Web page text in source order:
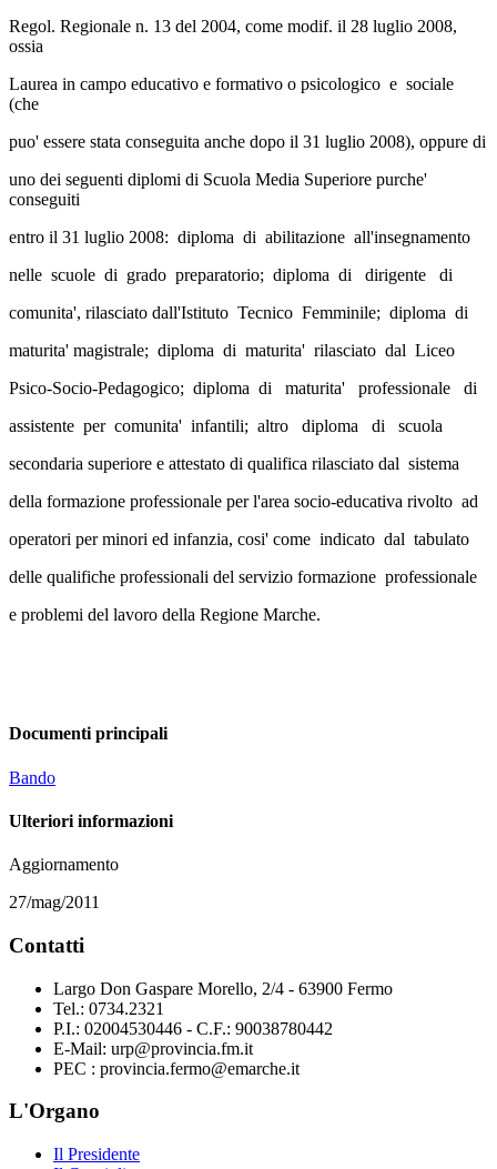
Regol. Regionale n. 13 del 2004, come modif. il 28 luglio 2008,
ossia
Laurea in campo educativo e formativo o psicologico e sociale
(che
puo' essere stata conseguita anche dopo il 31 luglio 2008), oppure di
uno dei seguenti diplomi di Scuola Media Superiore purche'
conseguiti
entro il 31 luglio 2008: diploma di abilitazione all'insegnamento
nelle scuole di grado preparatorio; diploma di dirigente di
comunita', rilasciato dall'Istituto Tecnico Femminile; diploma di
maturita' magistrale; diploma di maturita' rilasciato dal Liceo
Psico-Socio-Pedagogico; diploma di maturita' professionale di
assistente per comunita' infantili; altro diploma di scuola
secondaria superiore e attestato di qualifica rilasciato dal sistema
della formazione professionale per l'area socio-educativa rivolto ad
operatori per minori ed infanzia, cosi' come indicato dal tabulato
delle qualifiche professionali del servizio formazione professionale
e problemi del lavoro della Regione Marche.
Documenti principali
Bando
Ulteriori informazioni
Aggiornamento
27/mag/2011
Contatti
Largo Don Gaspare Morello, 2/4 - 63900 Fermo
Tel.: 0734.2321
P.I.: 02004530446 - C.F.: 90038780442
E-Mail: urp@provincia.fm.it
PEC : provincia.fermo@emarche.it
L'Organo
Il Presidente